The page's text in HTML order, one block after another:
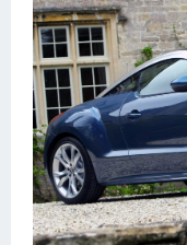
Мазда
Самокаты
Велосипеды
Рено
Прогулочные суда
Хендай